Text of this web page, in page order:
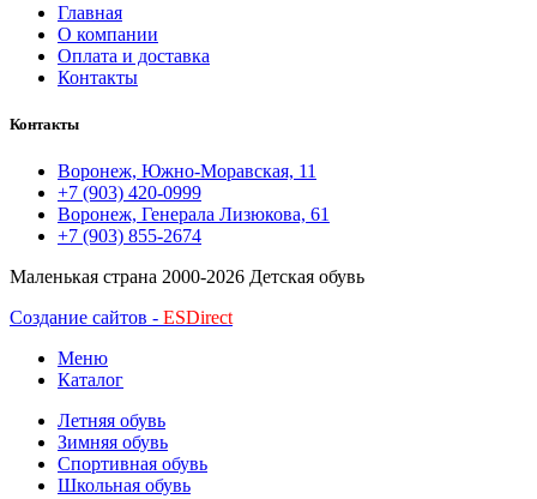
Главная
О компании
Оплата и доставка
Контакты
Контакты
Воронеж, Южно-Моравская, 11
+7 (903) 420-0999
Воронеж, Генерала Лизюкова, 61
+7 (903) 855-2674
Маленькая страна 2000-2026 Детская обувь
Создание сайтов - ESDirect
Меню
Каталог
Летняя обувь
Зимняя обувь
Спортивная обувь
Школьная обувь